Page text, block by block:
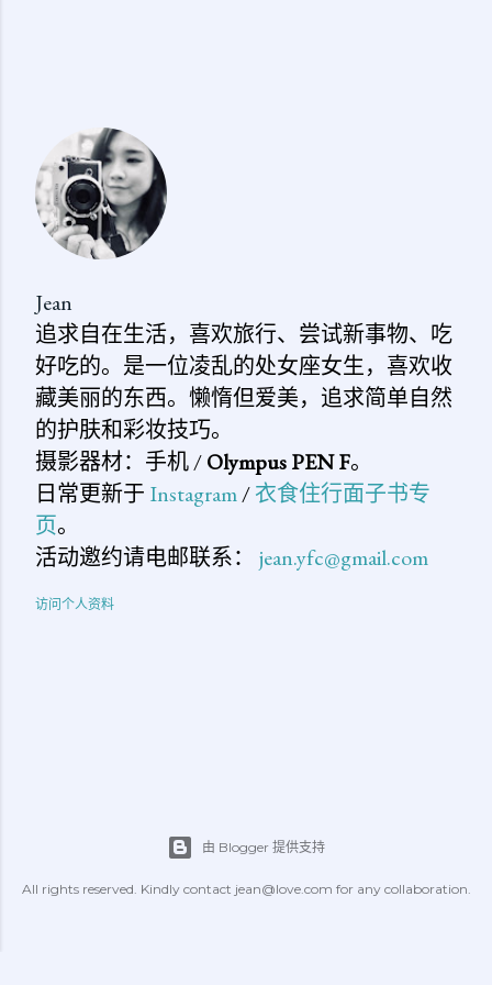
Jean
追求自在生活，喜欢旅行、尝试新事物、吃
好吃的。是一位凌乱的处女座女生，喜欢收
藏美丽的东西。懒惰但爱美，追求简单自然
的护肤和彩妆技巧。
摄影器材：手机 /Olympus PEN F。
日常更新于 Instagram/衣食住行面子书专
页。
活动邀约请电邮联系： jean.yfc@gmail.com
访问个人资料
由 Blogger 提供支持
All rights reserved. Kindly contact jean@love.com for any collaboration.